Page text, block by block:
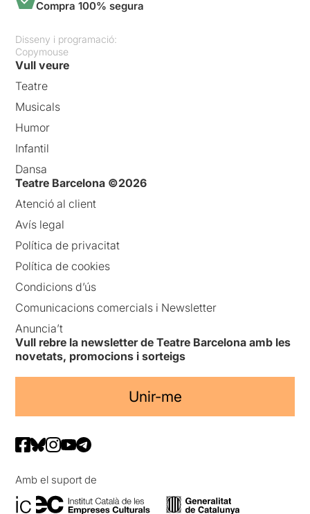
Compra 100% segura
Disseny i programació:
Copymouse
Vull veure
Teatre
Musicals
Humor
Infantil
Dansa
Teatre Barcelona ©2026
Atenció al client
Avís legal
Política de privacitat
Política de cookies
Condicions d’ús
Comunicacions comercials i Newsletter
Anuncia’t
Vull rebre la newsletter de Teatre Barcelona amb les
novetats, promocions i sorteigs
Unir-me
Amb el suport de